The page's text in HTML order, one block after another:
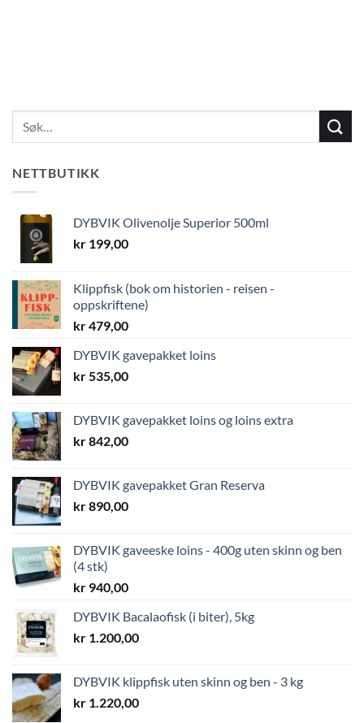
NETTBUTIKK
DYBVIK Olivenolje Superior 500ml
kr 199,00
Klippfisk (bok om historien - reisen -
oppskriftene)
kr479,00
DYBVIK gavepakket loins
kr535,00
DYBVIK gavepakket loins og loins extra
kr842,00
DYBVIK gavepakket Gran Reserva
kr890,00
DYBVIK gaveeske loins - 400g uten skinn og ben
(4 stk)
kr 940,00
DYBVIK Bacalaofisk (i biter), 5kg
kr 1.200,00
DYBVIK klippfisk uten skinn og ben - 3 kg
kr 1.220,00